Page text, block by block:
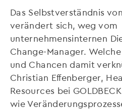
Das Selbstverständnis
verändert sich, weg vom
unternehmensinternen
Change-Manager.
und Chancen damit
Christian Effenberger,
Resources bei
wie